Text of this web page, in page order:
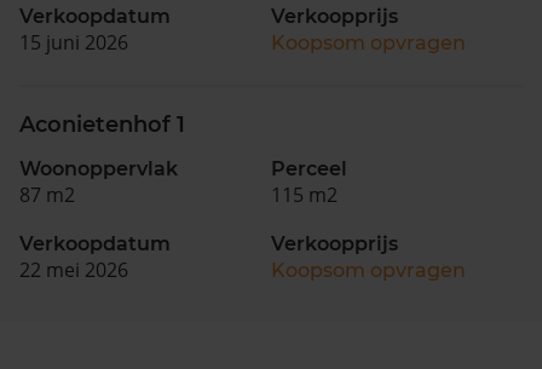
Verkoopdatum
15 juni 2026
Verkoopprijs
Koopsom opvragen
Aconietenhof 1
Woonoppervlak
87 m2
Perceel
115 m2
Verkoopdatum
22 mei 2026
Verkoopprijs
Koopsom opvragen